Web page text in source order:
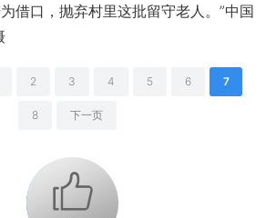
借口，抛弃村里这批留守老人。”中国
2 3 4 5 6 7
8 下一页
+1